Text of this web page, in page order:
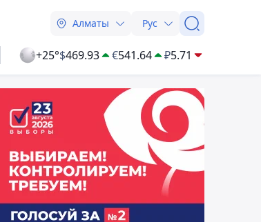
Алматы Рус
+25°$469.93 €541.64 ₽5.71